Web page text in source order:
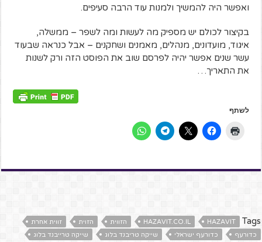
ואפשר היה להמשיך ולמנות עוד הרבה סעיפים.
בקיצור לכולם יש מספיק מה לעשות ומה לשפר – ממשלה,
איגוד, מועדונים, מנהלים, מאמנים ושחקנים – אבל כנראה שבעוד
עשר שנים אפשר יהיה לפרסם שוב את הפוסט הזה ורק לשנות
את התאריך…
לשתף
Tags
HAZAVIT
HAZAVIT.CO.IL הזווית הזוית
זווית אחרת
כדורעף
כדורעף ישראלי שייקה טריבנד בלוג שייקה טרייבנד בלוג